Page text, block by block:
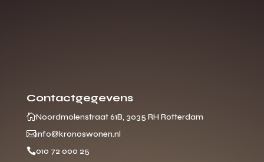
Contactgegevens
Noordmolenstraat 61B, 3035 RH Rotterdam
info@kronoswonen.nl
010 72 000 25